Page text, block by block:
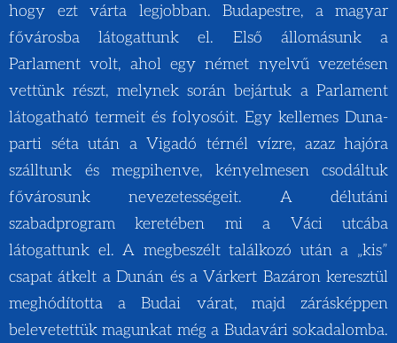
hogy ezt várta legjobban. Budapestre, a magyar
fővárosba látogattunk el. Első állomásunk a
Parlament volt, ahol egy német nyelvű vezetésen
vettünk részt, melynek során bejártuk a Parlament
látogatható termeit és folyosóit. Egy kellemes Duna-
parti séta után a Vigadó térnél vízre, azaz hajóra
szálltunk és megpihenve, kényelmesen csodáltuk
fővárosunk nevezetességeit. A délutáni
szabadprogram keretében mi a Váci utcába
látogattunk el. A megbeszélt találkozó után a „kis”
csapat átkelt a Dunán és a Várkert Bazáron keresztül
meghódította a Budai várat, majd zárásképpen
belevetettük magunkat még a Budavári sokadalomba.